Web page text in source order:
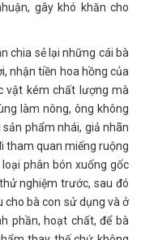
gây khó khăn cho
sẻ lại những cái bà
nhận tiền hoa hồng của
vật kém chất lượng mà
làm nông, ông không
phẩm nhái, giả nhãn
tham quan miếng ruộng
phân bón xuống gốc
nghiệm trước, sau đó
cho bà con sử dụng và ở
phần, hoạt chất, để bà